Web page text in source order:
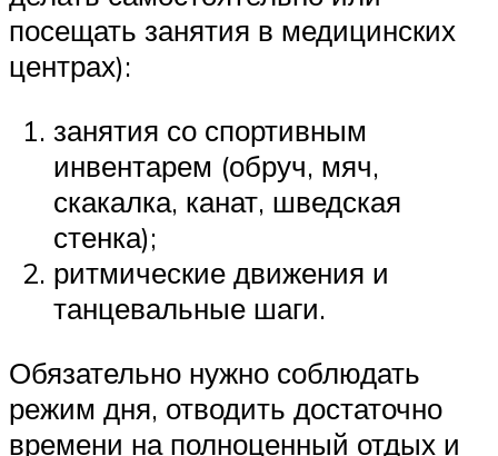
посещать занятия в медицинских
центрах):
занятия со спортивным
инвентарем (обруч, мяч,
скакалка, канат, шведская
стенка);
ритмические движения и
танцевальные шаги.
Обязательно нужно соблюдать
режим дня, отводить достаточно
времени на полноценный отдых и